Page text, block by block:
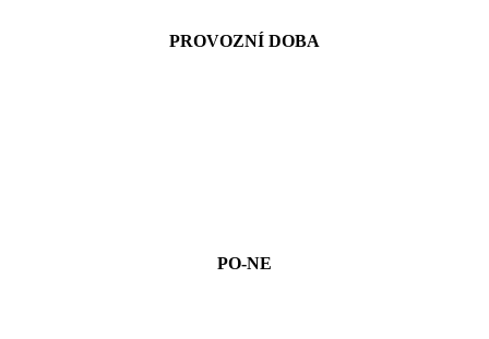
PROVOZNÍ DOBA
PO-NE